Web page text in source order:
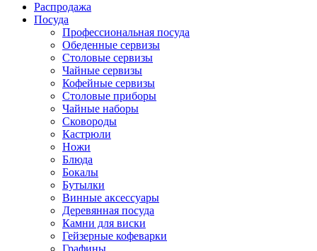
Распродажа
Посуда
Профессиональная посуда
Обеденные сервизы
Столовые сервизы
Чайные сервизы
Кофейные сервизы
Столовые приборы
Чайные наборы
Сковороды
Кастрюли
Ножи
Блюда
Бокалы
Бутылки
Винные аксессуары
Деревянная посуда
Камни для виски
Гейзерные кофеварки
Графины